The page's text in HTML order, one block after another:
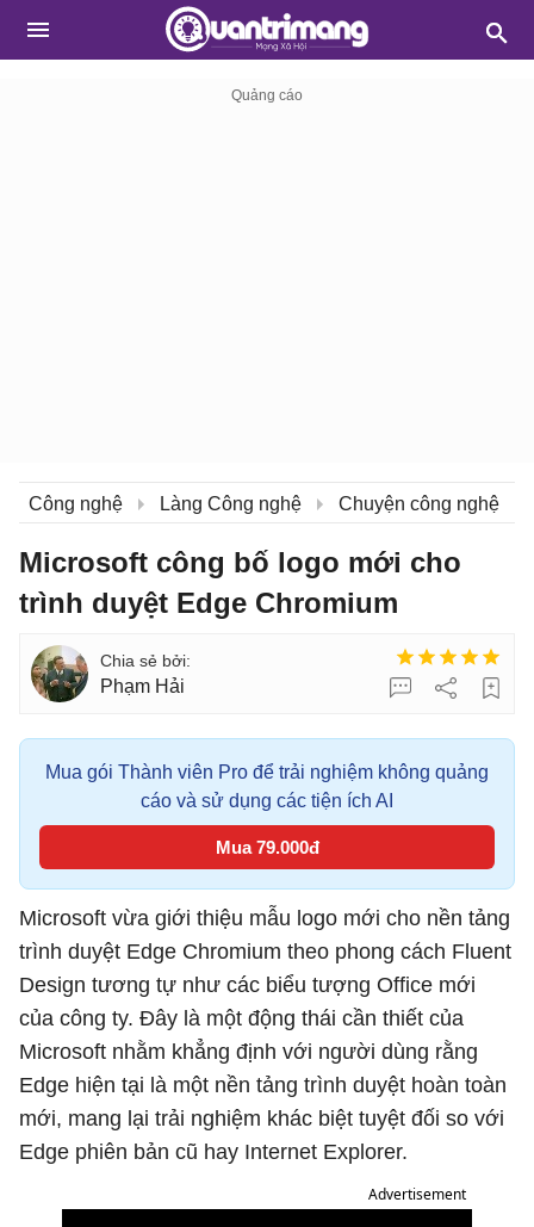
Công nghệ Làng Công nghệ Chuyện công nghệ
Microsoft công bố logo mới cho
trình duyệt Edge Chromium
Phạm Hải
Mua gói Thành viên Pro để trải nghiệm không quảng
cáo và sử dụng các tiện ích AI
Mua 79.000đ
Microsoft vừa giới thiệu mẫu logo mới cho nền tảng
trình duyệt Edge Chromium theo phong cách Fluent
Design tương tự như các biểu tượng Office mới
của công ty. Đây là một động thái cần thiết của
Microsoft nhằm khẳng định với người dùng rằng
Edge hiện tại là một nền tảng trình duyệt hoàn toàn
mới, mang lại trải nghiệm khác biệt tuyệt đối so với
Edge phiên bản cũ hay Internet Explorer.
Advertisement